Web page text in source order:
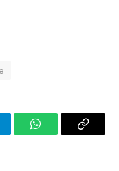
WhatsAppCopy